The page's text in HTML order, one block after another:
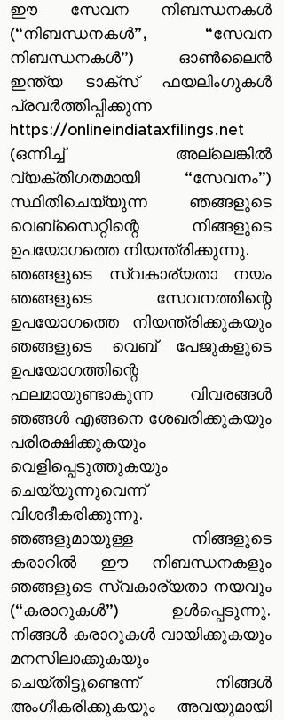
ഈ സേവന നിബന്ധനകൾ‌
(“നിബന്ധനകൾ‌”, “സേവന
നിബന്ധനകൾ‌”) ഓൺ‌ലൈൻ‌
ഇന്ത്യ ടാക്സ് ഫയലിംഗുകൾ‌
പ്രവർ‌ത്തിപ്പിക്കുന്ന
https://onlineindiataxfilings.net
(ഒന്നിച്ച് അല്ലെങ്കിൽ‌
വ്യക്തിഗതമായി “സേവനം”)
സ്ഥിതിചെയ്യുന്ന ഞങ്ങളുടെ
വെബ്‌സൈറ്റിന്റെ നിങ്ങളുടെ
ഉപയോഗത്തെ നിയന്ത്രിക്കുന്നു.
ഞങ്ങളുടെ സ്വകാര്യതാ നയം
ഞങ്ങളുടെ സേവനത്തിന്റെ
ഉപയോഗത്തെ നിയന്ത്രിക്കുകയും
ഞങ്ങളുടെ വെബ് പേജുകളുടെ
ഉപയോഗത്തിന്റെ
ഫലമായുണ്ടാകുന്ന വിവരങ്ങൾ
ഞങ്ങൾ എങ്ങനെ ശേഖരിക്കുകയും
പരിരക്ഷിക്കുകയും
വെളിപ്പെടുത്തുകയും
ചെയ്യുന്നുവെന്ന്
വിശദീകരിക്കുന്നു.
ഞങ്ങളുമായുള്ള നിങ്ങളുടെ
കരാറിൽ ഈ നിബന്ധനകളും
ഞങ്ങളുടെ സ്വകാര്യതാ നയവും
(“കരാറുകൾ”) ഉൾപ്പെടുന്നു.
നിങ്ങൾ കരാറുകൾ വായിക്കുകയും
മനസിലാക്കുകയും
ചെയ്തിട്ടുണ്ടെന്ന് നിങ്ങൾ
അംഗീകരിക്കുകയും അവയുമായി